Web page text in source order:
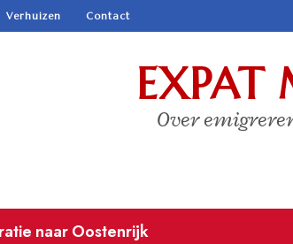
Verhuizen Contact
EXPAT
Over
naar Oostenrijk